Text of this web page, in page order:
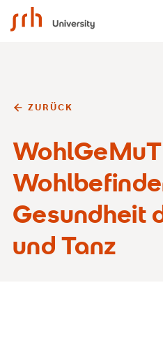
SRH University
ZURÜCK
Gesundheit
und Tanz